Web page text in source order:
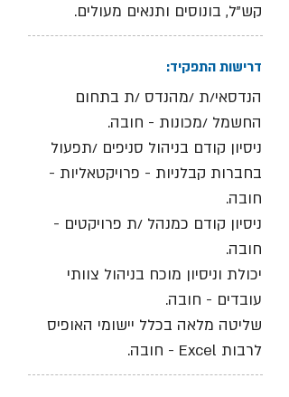
קש"ל, בונוסים ותנאים מעולים.
דרישות התפקיד:
הנדסאי/ת /מהנדס /ת בתחום
החשמל /מכונות - חובה.
ניסיון קודם בניהול סניפים /תפעול
בחברות קבלניות - פרויקטאליות -
חובה.
ניסיון קודם כמנהל /ת פרויקטים -
חובה.
יכולת וניסיון מוכח בניהול צוותי
עובדים - חובה.
שליטה מלאה בכלל יישומי האופיס
לרבות Excel - חובה.